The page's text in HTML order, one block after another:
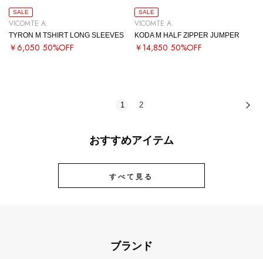
SALE
VICOMTE A.
TYRON M TSHIRT LONG SLEEVES
￥6,050 50%OFF
SALE
VICOMTE A.
KODA M HALF ZIPPER JUMPER
￥14,850 50%OFF
1 2
おすすめアイテム
すべて見る
ブランド